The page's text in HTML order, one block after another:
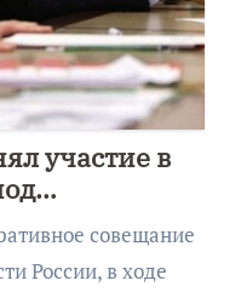
участие в
совещание
России, в ходе